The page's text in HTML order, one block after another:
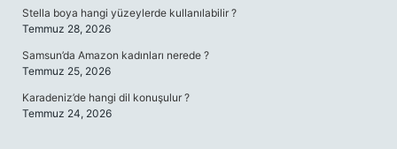
Stella boya hangi yüzeylerde kullanılabilir ?
Temmuz 28, 2026
Samsun’da Amazon kadınları nerede ?
Temmuz 25, 2026
Karadeniz’de hangi dil konuşulur ?
Temmuz 24, 2026